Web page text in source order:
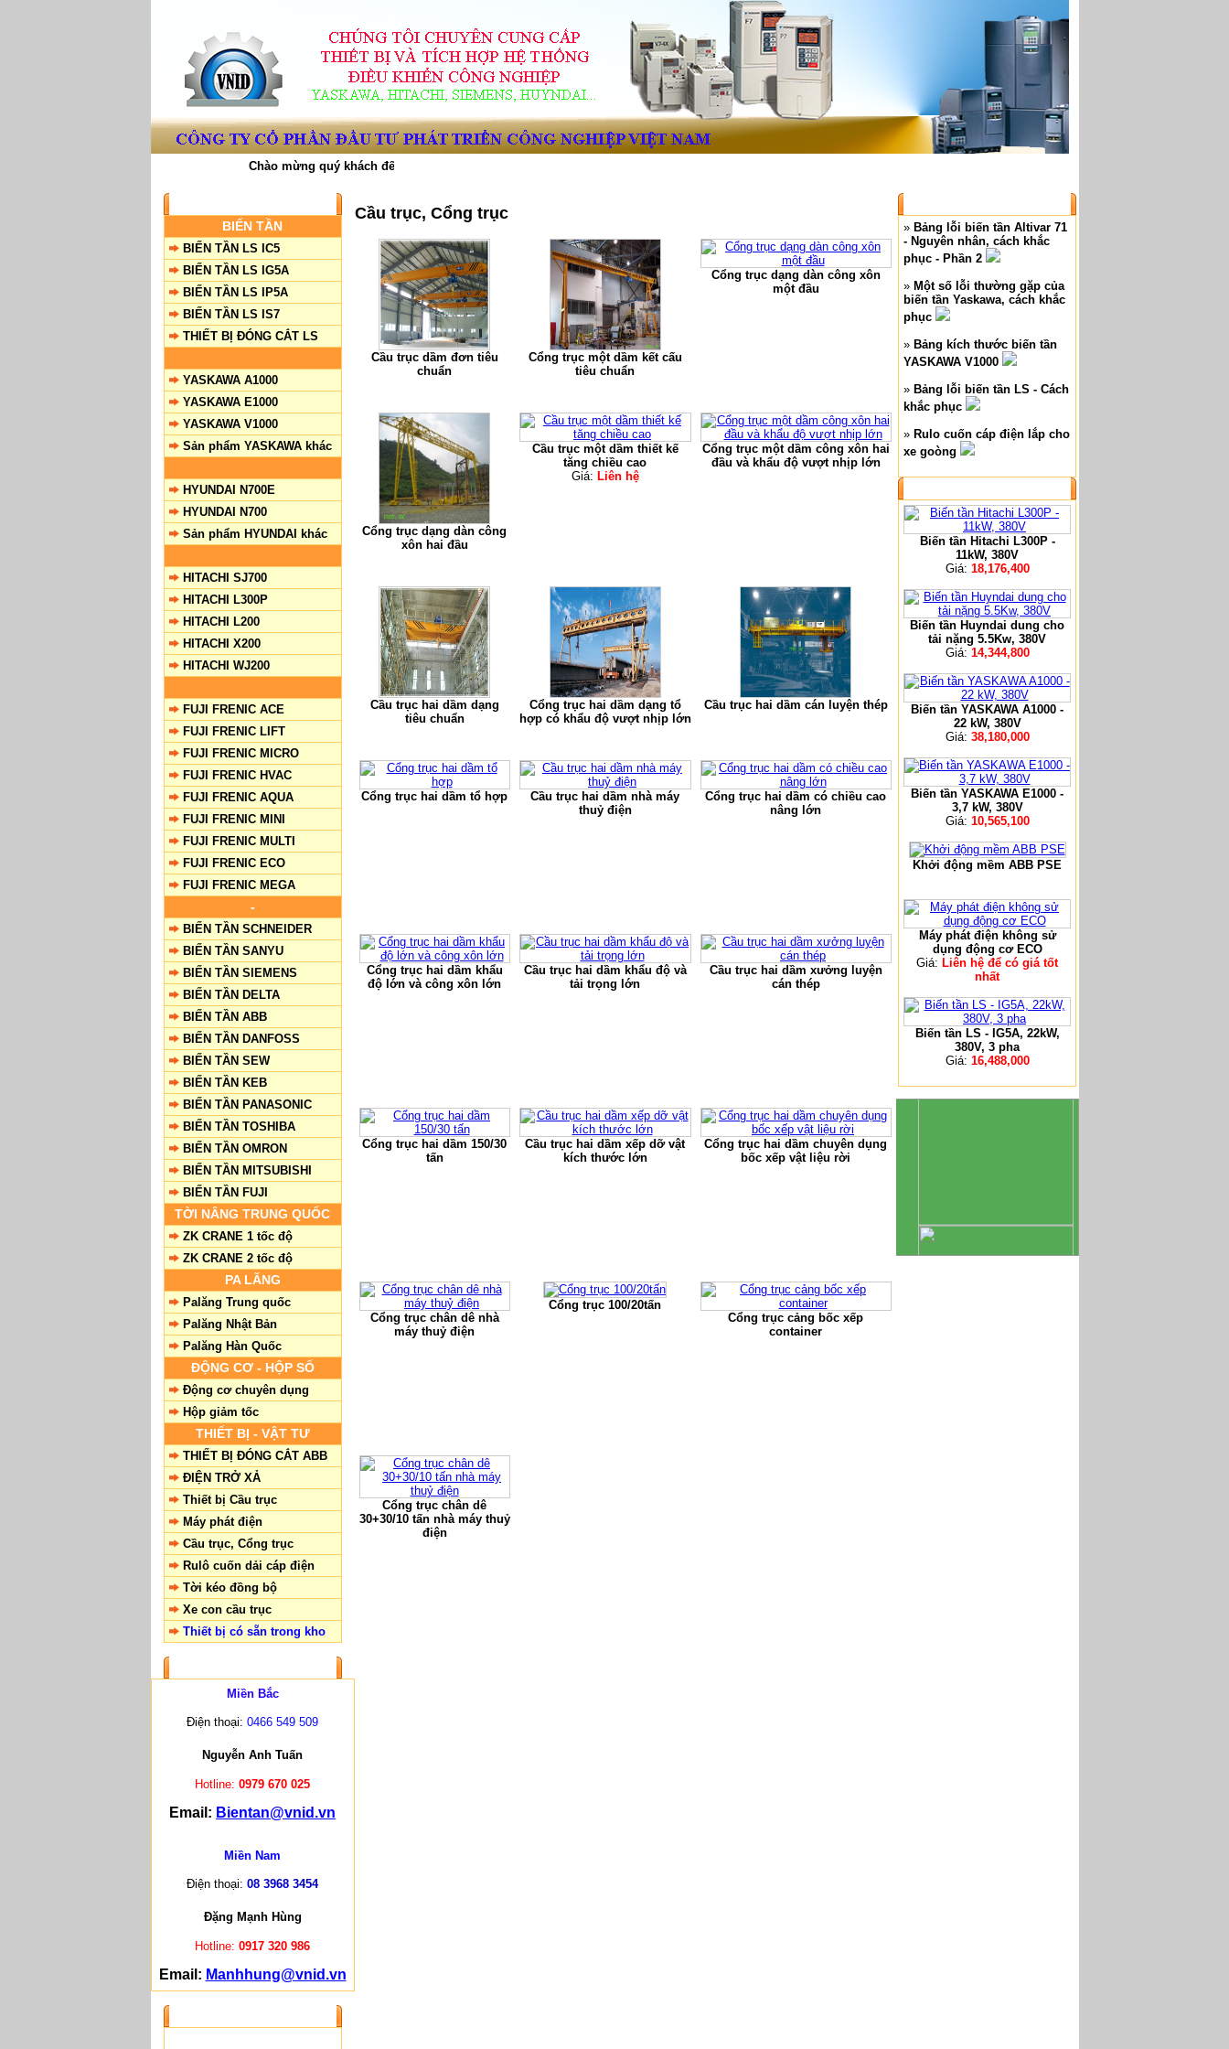
Chào mừng quý khách đến với VNID Trường Giang.
BIẾN TẦN
BIẾN TẦN LS IC5
BIẾN TẦN LS IG5A
BIẾN TẦN LS IP5A
BIẾN TẦN LS IS7
THIẾT BỊ ĐÓNG CẮT LS
YASKAWA A1000
YASKAWA E1000
YASKAWA V1000
Sản phẩm YASKAWA khác
HYUNDAI N700E
HYUNDAI N700
Sản phẩm HYUNDAI khác
HITACHI SJ700
HITACHI L300P
HITACHI L200
HITACHI X200
HITACHI WJ200
FUJI FRENIC ACE
FUJI FRENIC LIFT
FUJI FRENIC MICRO
FUJI FRENIC HVAC
FUJI FRENIC AQUA
FUJI FRENIC MINI
FUJI FRENIC MULTI
FUJI FRENIC ECO
FUJI FRENIC MEGA
-
BIẾN TẦN SCHNEIDER
BIẾN TẦN SANYU
BIẾN TẦN SIEMENS
BIẾN TẦN DELTA
BIẾN TẦN ABB
BIẾN TẦN DANFOSS
BIẾN TẦN SEW
BIẾN TẦN KEB
BIẾN TẦN PANASONIC
BIẾN TẦN TOSHIBA
BIẾN TẦN OMRON
BIẾN TẦN MITSUBISHI
BIẾN TẦN FUJI
TỜI NÂNG TRUNG QUỐC
ZK CRANE 1 tốc độ
ZK CRANE 2 tốc độ
PA LĂNG
Palăng Trung quốc
Palăng Nhật Bản
Palăng Hàn Quốc
ĐỘNG CƠ - HỘP SỐ
Động cơ chuyên dụng
Hộp giảm tốc
THIẾT BỊ - VẬT TƯ
THIẾT BỊ ĐÓNG CẮT ABB
ĐIỆN TRỞ XẢ
Thiết bị Cầu trục
Máy phát điện
Cầu trục, Cổng trục
Rulô cuốn dải cáp điện
Tời kéo đồng bộ
Xe con cầu trục
Thiết bị có sẵn trong kho
Miền Bắc
Điện thoại: 0466 549 509
Nguyễn Anh Tuấn
Hotline: 0979 670 025
Email: Bientan@vnid.vn
Miền Nam
Điện thoại: 08 3968 3454
Đặng Mạnh Hùng
Hotline: 0917 320 986
Email: Manhhung@vnid.vn
Cầu trục, Cổng trục
Cầu trục dầm đơn tiêu
chuẩn
Cổng trục một dầm kết cấu
tiêu chuẩn
Cổng trục dạng dàn công xôn
một đầu
Cổng trục dạng dàn công
xôn hai đầu
Cầu trục một dầm thiết kế
tăng chiều cao
Giá: Liên hệ
Cổng trục một dầm công xôn hai
đầu và khẩu độ vượt nhịp lớn
Cầu trục hai dầm dạng
tiêu chuẩn
Cổng trục hai dầm dạng tổ
hợp có khẩu độ vượt nhịp lớn
Cầu trục hai dầm cán luyện thép
Cổng trục hai dầm tổ hợp
Cầu trục hai dầm nhà máy
thuỷ điện
Cổng trục hai dầm có chiều cao
nâng lớn
Cổng trục hai dầm khẩu
độ lớn và công xôn lớn
Cầu trục hai dầm khẩu độ và
tải trọng lớn
Cầu trục hai dầm xưởng luyện
cán thép
Cổng trục hai dầm 150/30
tấn
Cầu trục hai dầm xếp dỡ vật
kích thước lớn
Cổng trục hai dầm chuyên dụng
bốc xếp vật liệu rời
Cổng trục chân dê nhà
máy thuỷ điện
Cổng trục 100/20tấn
Cổng trục cảng bốc xếp
container
Cổng trục chân dê
30+30/10 tấn nhà máy thuỷ
điện
» Bảng lỗi biến tần Altivar 71
- Nguyên nhân, cách khắc
phục - Phần 2
» Một số lỗi thường gặp của
biến tần Yaskawa, cách khắc
phục
» Bảng kích thước biến tần
YASKAWA V1000
» Bảng lỗi biến tần LS - Cách
khắc phục
» Rulo cuốn cáp điện lắp cho
xe goòng
Biến tần Hitachi L300P -
11kW, 380V
Giá: 18,176,400
Biến tần Huyndai dung cho
tải nặng 5.5Kw, 380V
Giá: 14,344,800
Biến tần YASKAWA A1000 -
22 kW, 380V
Giá: 38,180,000
Biến tần YASKAWA E1000 -
3,7 kW, 380V
Giá: 10,565,100
Khởi động mềm ABB PSE
Máy phát điện không sử
dụng động cơ ECO
Giá: Liên hệ để có giá tốt
nhất
Biến tần LS - IG5A, 22kW,
380V, 3 pha
Giá: 16,488,000